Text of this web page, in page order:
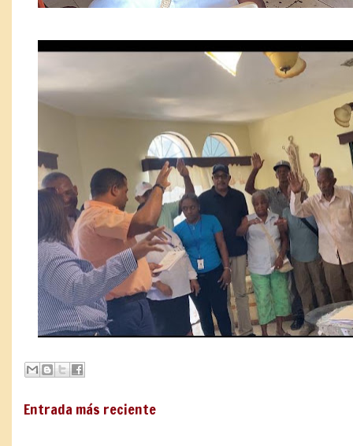
Entrada más reciente